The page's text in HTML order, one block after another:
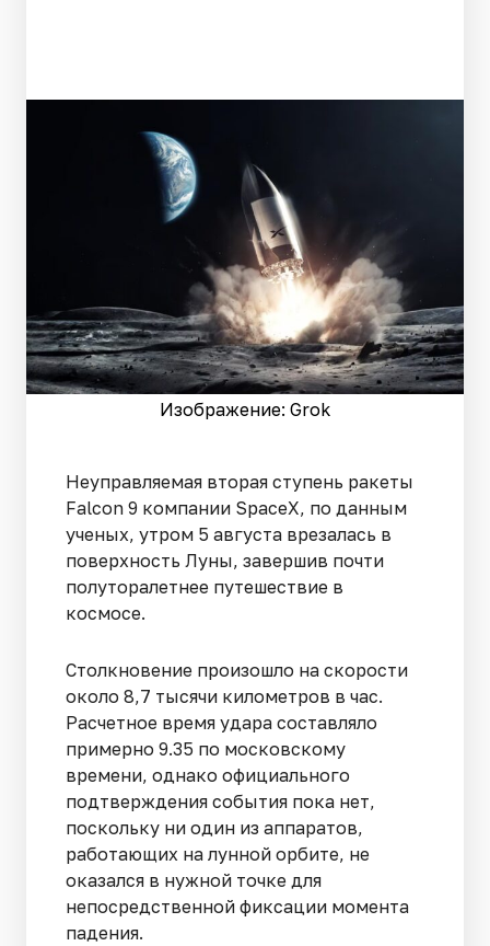
Изображение: Grok
Неуправляемая вторая ступень ракеты
Falcon 9 компании SpaceX, по данным
ученых, утром 5 августа врезалась в
поверхность Луны, завершив почти
полуторалетнее путешествие в
космосе.
Столкновение произошло на скорости
около 8,7 тысячи километров в час.
Расчетное время удара составляло
примерно 9.35 по московскому
времени, однако официального
подтверждения события пока нет,
поскольку ни один из аппаратов,
работающих на лунной орбите, не
оказался в нужной точке для
непосредственной фиксации момента
падения.